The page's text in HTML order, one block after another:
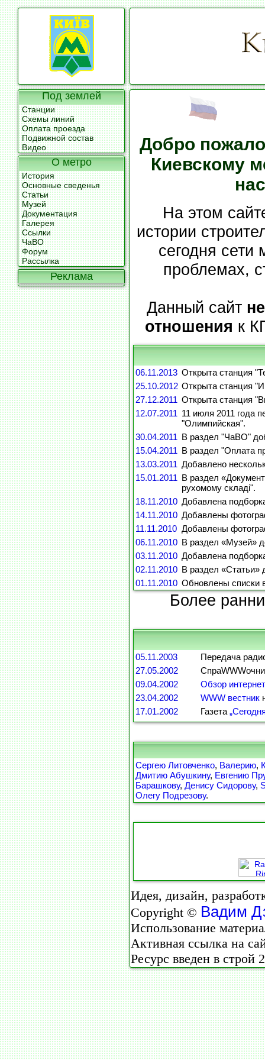
Под землей
Станции
Схемы линий
Оплата проезда
Подвижной состав
Видео
О метро
История
Основные сведенья
Статьи
Музей
Документация
Галерея
Ссылки
ЧаВО
Форум
Рассылка
Реклама
Добро
Киевскому
Hа этом
истории
сегодня сети
проблемах,
Данный сайт
отношения к
06.11.2013 Открыта станция
25.10.2012 Открыта станция
27.12.2011 Открыта станция
12.07.2011 11 июля 2011 года
"Олимпийская".
30.04.2011 В раздел "ЧаВО"
15.04.2011 В раздел "Оплата
13.03.2011 Добавлено
15.01.2011 В раздел
рухомому складі".
18.11.2010 Добавлена
14.11.2010 Добавлены
11.11.2010 Добавлены
06.11.2010 В раздел «Музей»
03.11.2010 Добавлена
02.11.2010 В раздел «Статьи»
01.11.2010 Обновлены списки
Более
05.11.2003
Передача
27.05.2002
09.04.2002
Обзор
23.04.2002
WWW вестник
17.01.2002
Газета
Сергею Литовченко, Валерию,
Дмитию Абушкину, Евгению
Барашкову, Денису Сидорову,
Олегу Подрезову.
Идея, дизайн,
Copyright © Вадим
Использование
Активная ссылка на
Ресурс введен в строй